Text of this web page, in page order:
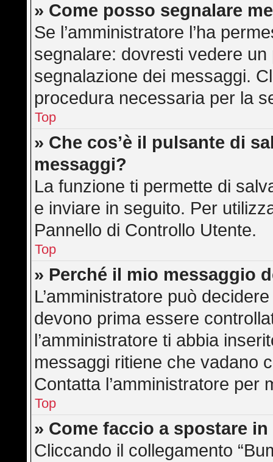
» Come posso segnalare
Se l’amministratore l’ha
segnalare: dovresti vedere
segnalazione dei messaggi.
procedura necessaria per la
Top
» Che cos’è il pulsante di
messaggi?
La funzione ti permette di
e inviare in seguito. Per
Pannello di Controllo Utente.
Top
» Perché il mio messaggio
L’amministratore può
devono prima essere
l’amministratore ti abbia
messaggi ritiene che vadano
Contatta l’amministratore per
Top
» Come faccio a spostare
Cliccando il collegamento